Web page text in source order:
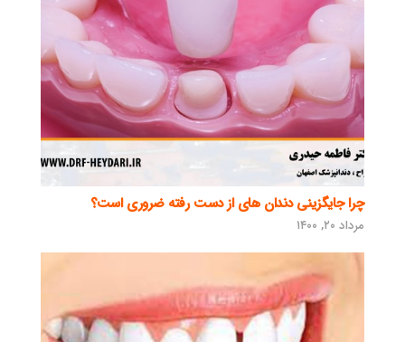
چرا جایگزینی دندان های از دست رفته ضروری است؟
مرداد ۲۰, ۱۴۰۰